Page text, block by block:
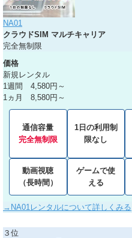
NA01
クラウドSIM マルチキャリア
完全無制限
価格
新規レンタル
1週間 4,580円～
1ヵ月 8,580円～
通信容量
完全無制限
1日の利用制
限なし
動画視聴
（長時間）
ゲームで使
える
→NA01レンタルについて詳しくみる
３位